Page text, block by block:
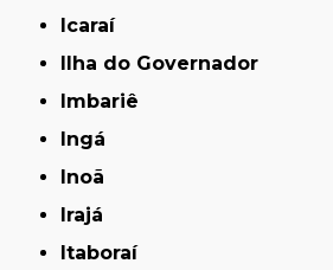
Icaraí
Ilha do Governador
Imbariê
Ingá
Inoã
Irajá
Itaboraí